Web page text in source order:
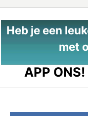
Heb je een
met
APP ONS!